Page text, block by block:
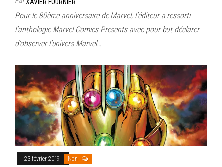
XAVIER FOURNIER
Pour le 80ème anniversaire de Marvel, l’éditeur a ressorti
l’anthologie Marvel Comics Presents avec pour but déclarer
d’observer l’univers Marvel…
23 février 2019 Non